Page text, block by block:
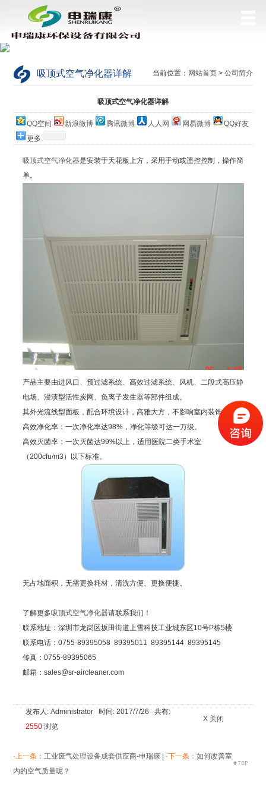
吸顶式空气净化器详解 当前位置： 网站首页> 公司简介
吸顶式空气净化器详解
QQ空间 新浪微博 腾讯微博 人人网 网易微博
QQ好友
更多
吸顶式空气净化器是安装于天花板上方，采用手动或遥控控制，操作简
单。
产品主要由进风口、预过滤系统、高效过滤系统、风机、二段式高压静
电场、浸渍型活性炭网、负离子发生器等部件组成。
其外光流线型面板，配合环境设计，高雅大方，不影响室内装饰效果
高效净化率：一次净化率达98%，净化等级可达一万级。
高效灭菌率：一次灭菌达99%以上，适用医院二类手术室
（200cfu/m3）以下标准。
无占地面积，无需更换耗材，清洗方便、更换便捷。
了解更多吸顶式空气净化器请联系我们！
联系地址：深圳市龙岗区坂田街道上雪科技工业城东区10号P栋5楼
联系电话：0755-89395058 89395011 89395144 89395145
传真：0755-89395065
邮箱：sales@sr-aircleaner.com
发布人: Administrator 时间: 2017/7/26 共有:
2550浏览
X 关闭
·上一条：工业废气处理设备成套供应商-申瑞康 ·下一条：如何改善室
内的空气质量呢？